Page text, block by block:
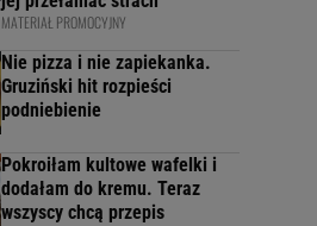
MATERIAŁ PROMOCYJNY
Nie pizza i nie zapiekanka.
Gruziński hit rozpieści
podniebienie
Pokroiłam kultowe wafelki i
dodałam do kremu. Teraz
wszyscy chcą przepis